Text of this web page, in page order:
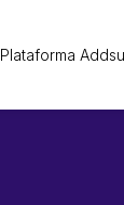
Plataforma